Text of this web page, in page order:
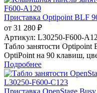
Приставка Optipoint BLF
от 31 280 ₽
Артикул: L30250-F600-
Табло занятости Optipoint
OptiPoint на 90 клавиш,
Подробнее